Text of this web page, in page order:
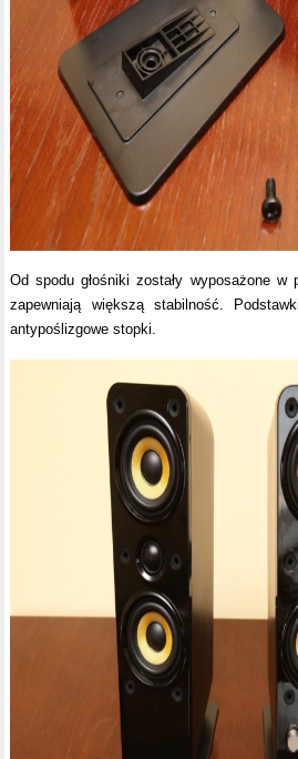
Od spodu głośniki zostały wyposażone w
zapewniają większą stabilność.
antypoślizgowe stopki.